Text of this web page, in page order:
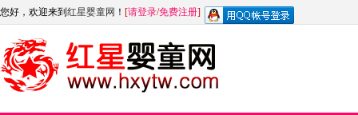
您好，欢迎来到 红星婴童网 ！ [请登录/免费注册]